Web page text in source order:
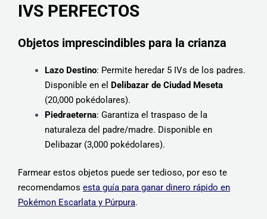
IVS PERFECTOS
Objetos imprescindibles para la crianza
Lazo Destino: Permite heredar 5 IVs de los padres.
Disponible en el Delibazar de Ciudad Meseta
(20,000 pokédolares).
Piedraeterna: Garantiza el traspaso de la
naturaleza del padre/madre. Disponible en
Delibazar (3,000 pokédolares).
Farmear estos objetos puede ser tedioso, por eso te
recomendamos esta guía para ganar dinero rápido en
Pokémon Escarlata y Púrpura.